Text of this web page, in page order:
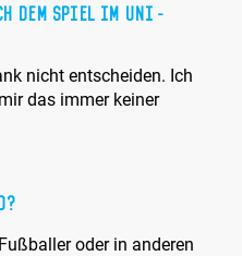
dem Spiel im Uni-
nicht entscheiden. Ich
das immer keiner
oder in anderen